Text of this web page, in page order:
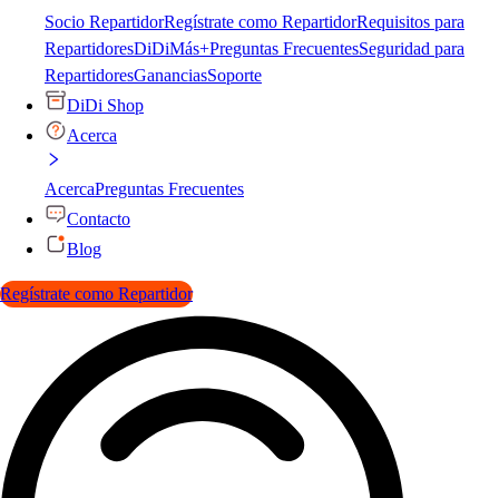
Socio RepartidorRegístrate como RepartidorRequisitos para
RepartidoresDiDiMás+Preguntas FrecuentesSeguridad para
RepartidoresGananciasSoporte
DiDi Shop
Acerca
AcercaPreguntas Frecuentes
Contacto
Blog
Regístrate como Repartidor